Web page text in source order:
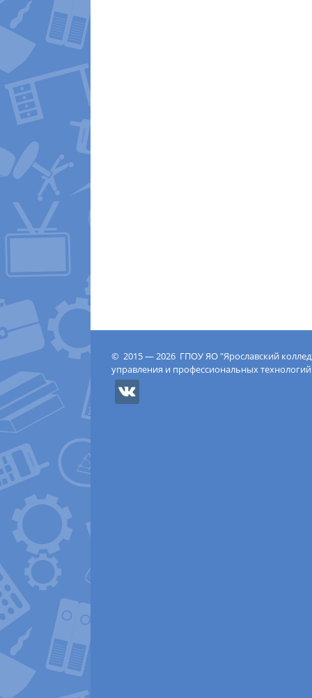
© 2015 — 2026 ГПОУ ЯО "Ярославский
управления и профессиональных